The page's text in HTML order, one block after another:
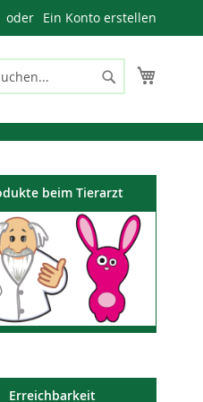
Ein Konto erstellen
Suche
beim Tierarzt
Erreichbarkeit